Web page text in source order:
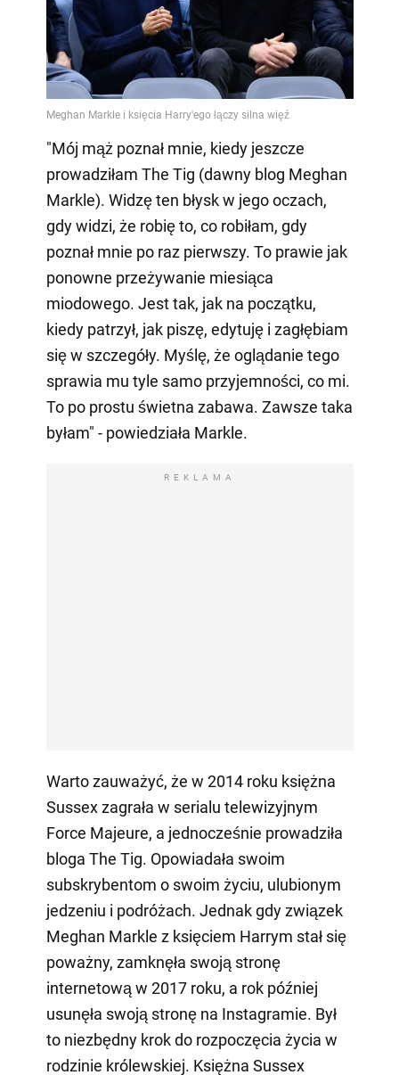
"Mój mąż poznał mnie, kiedy jeszcze
prowadziłam The Tig (dawny blog Meghan
Markle). Widzę ten błysk w jego oczach,
gdy widzi, że robię to, co robiłam, gdy
poznał mnie po raz pierwszy. To prawie jak
ponowne przeżywanie miesiąca
miodowego. Jest tak, jak na początku,
kiedy patrzył, jak piszę, edytuję i zagłębiam
się w szczegóły. Myślę, że oglądanie tego
sprawia mu tyle samo przyjemności, co mi.
To po prostu świetna zabawa. Zawsze taka
byłam" - powiedziała Markle.
REKLAMA
Warto zauważyć, że w 2014 roku księżna
Sussex zagrała w serialu telewizyjnym
Force Majeure, a jednocześnie prowadziła
bloga The Tig. Opowiadała swoim
subskrybentom o swoim życiu, ulubionym
jedzeniu i podróżach. Jednak gdy związek
Meghan Markle z księciem Harrym stał się
poważny, zamknęła swoją stronę
internetową w 2017 roku, a rok później
usunęła swoją stronę na Instagramie. Był
to niezbędny krok do rozpoczęcia życia w
rodzinie królewskiej. Księżna Sussex